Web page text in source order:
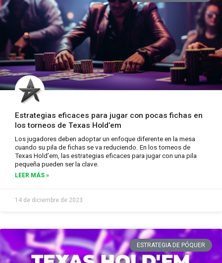
Estrategias eficaces para jugar con pocas fichas en
los torneos de Texas Hold’em
Los jugadores deben adoptar un enfoque diferente en la mesa
cuando su pila de fichas se va reduciendo. En los torneos de
Texas Hold’em, las estrategias eficaces para jugar con una pila
pequeña pueden ser la clave.
LEER MÁS »
14 de diciembre de 2023
ESTRATEGIA DE PÓQUER